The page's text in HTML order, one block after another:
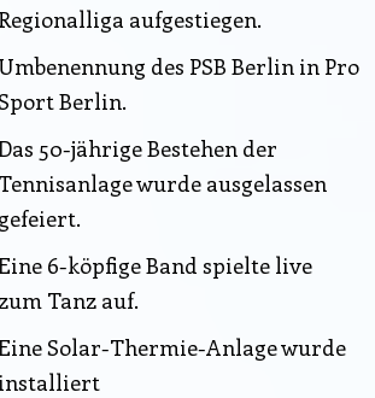
Regionalliga aufgestiegen.
Umbenennung des PSB Berlin in Pro
Berlin.
50-jährige Bestehen der
Tennisanlage wurde ausgelassen
gefeiert.
6-köpfige Band spielte live
zum Tanz auf.
Solar-Thermie-Anlage wurde
installiert